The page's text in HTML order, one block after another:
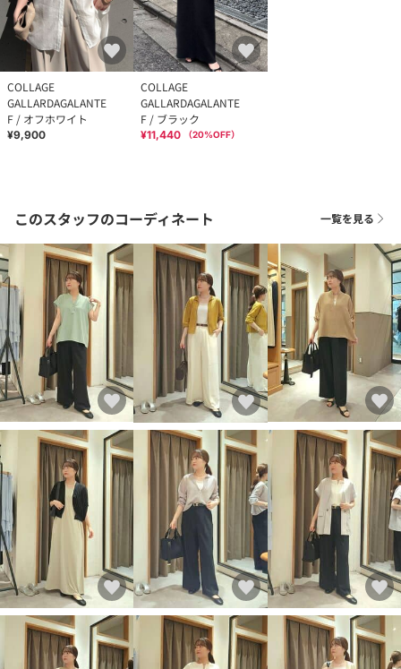
COLLAGE
GALLARDAGALANTE
F / オフホワイト
¥9,900
COLLAGE
GALLARDAGALANTE
F / ブラック
¥11,440 （20%OFF）
このスタッフのコーディネート 一覧を見る